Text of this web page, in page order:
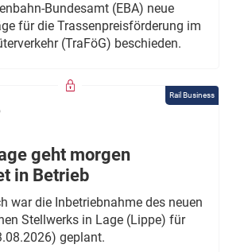
Bundesamt (EBA) neue
für die Trassenpreisförderung im
(TraFöG) beschieden.
Rail Business
geht morgen
in Betrieb
war die Inbetriebnahme des neuen
Stellwerks in Lage (Lippe) für
geplant.